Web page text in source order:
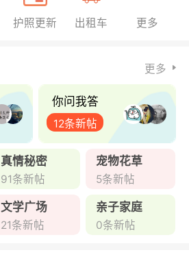
护照更新 出租车 更多
更多
你问我答
12条新帖
真情秘密
91条新帖
宠物花草
5条新帖
文学广场
21条新帖
亲子家庭
0条新帖